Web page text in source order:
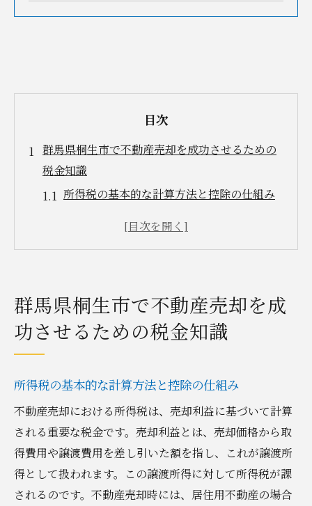
目次
群馬県桐生市で不動産売却を成功させるための
税金知識
所得税の基本的な計算方法と控除の仕組み
住民税の特性とその計算における注意点
税金の申告期限とその重要性
地域特有の税制優遇措置を活用する方法
不動産売却時に避けて通れない群馬県桐生市の
税金対策
税理士への相談がもたらすメリット
譲渡所得の計算方法とその影響
節税のためのリノベーションの利点
不動産売却契約時に注意すべき税金項目
群馬県桐生市で不動産売却を成
功させるための税金知識
所得税の基本的な計算方法と控除の仕組み
不動産売却における所得税は、売却利益に基づいて計算
される重要な税金です。売却利益とは、売却価格から取
得費用や譲渡費用を差し引いた額を指し、これが譲渡所
得として扱われます。この譲渡所得に対して所得税が課
されるのです。不動産売却時には、居住用不動産の場合